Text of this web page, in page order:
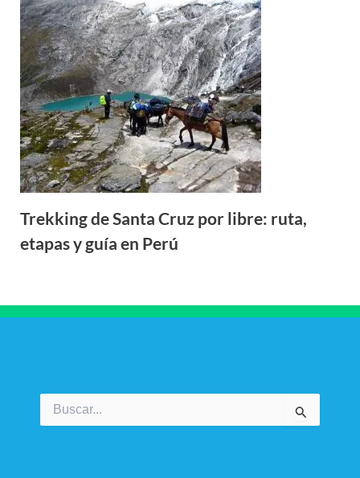
Trekking de Santa Cruz por libre: ruta,
etapas y guía en Perú
por: